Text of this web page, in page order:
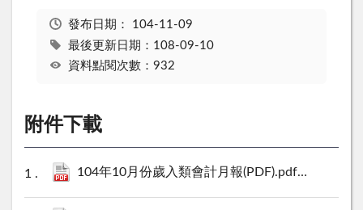
發布日期： 104-11-09
最後更新日期：108-09-10
資料點閱次數：932
附件下載
104年10月份歲入類會計月報(PDF).pdf 1408 KB